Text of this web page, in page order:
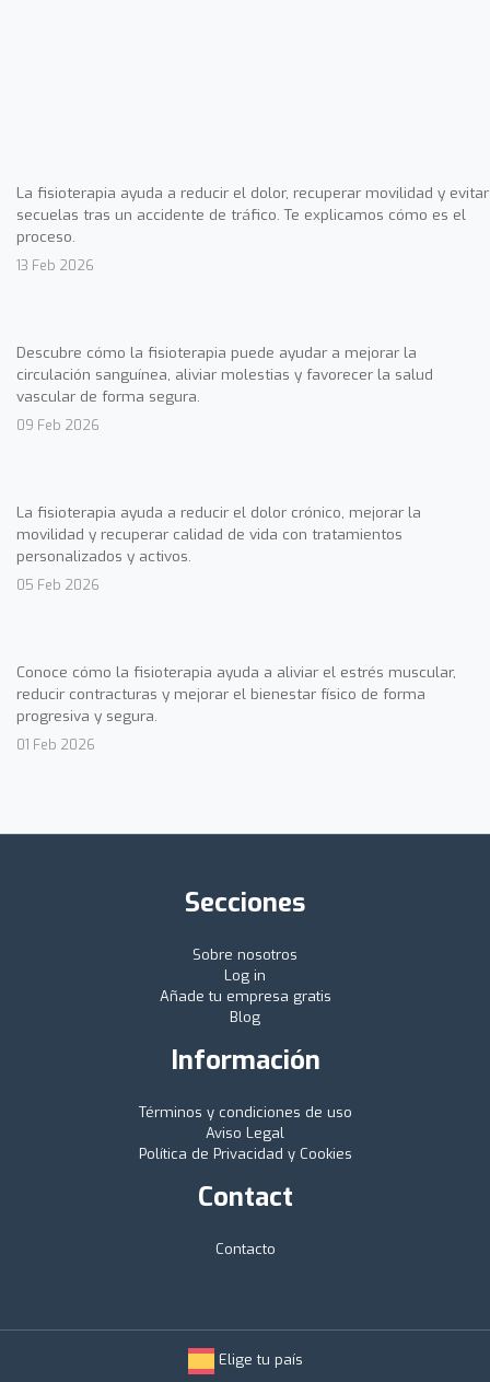
La fisioterapia ayuda a reducir el dolor, recuperar movilidad y evitar
secuelas tras un accidente de tráfico. Te explicamos cómo es el
proceso.
13 Feb 2026
Descubre cómo la fisioterapia puede ayudar a mejorar la
circulación sanguínea, aliviar molestias y favorecer la salud
vascular de forma segura.
09 Feb 2026
La fisioterapia ayuda a reducir el dolor crónico, mejorar la
movilidad y recuperar calidad de vida con tratamientos
personalizados y activos.
05 Feb 2026
Conoce cómo la fisioterapia ayuda a aliviar el estrés muscular,
reducir contracturas y mejorar el bienestar físico de forma
progresiva y segura.
01 Feb 2026
Secciones
Sobre nosotros
Log in
Añade tu empresa gratis
Blog
Información
Términos y condiciones de uso
Aviso Legal
Política de Privacidad y Cookies
Contact
Contacto
Elige tu país